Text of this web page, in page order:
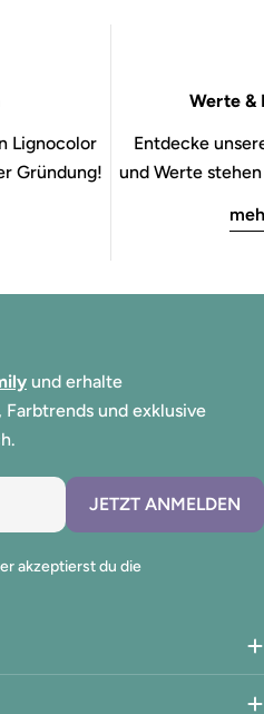
Lignocolor
Gründung!
Werte &
Entdecke
und Werte
und erhalte
und exklusive
JETZT ANMELDEN
akzeptierst du die